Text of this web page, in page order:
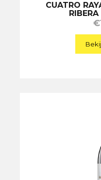
CUATRO
€